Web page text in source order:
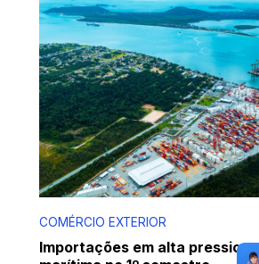
COMÉRCIO EXTERIOR
Importações em alta